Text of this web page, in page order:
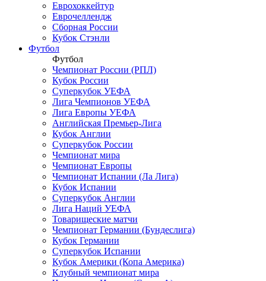
Еврохоккейтур
Еврочеллендж
Сборная России
Кубок Стэнли
Футбол
Футбол
Чемпионат России (РПЛ)
Кубок России
Суперкубок УЕФА
Лига Чемпионов УЕФА
Лига Европы УЕФА
Английская Премьер-Лига
Кубок Англии
Суперкубок России
Чемпионат мира
Чемпионат Европы
Чемпионат Испании (Ла Лига)
Кубок Испании
Суперкубок Англии
Лига Наций УЕФА
Товарищеские матчи
Чемпионат Германии (Бундеслига)
Кубок Германии
Суперкубок Испании
Кубок Америки (Копа Америка)
Клубный чемпионат мира